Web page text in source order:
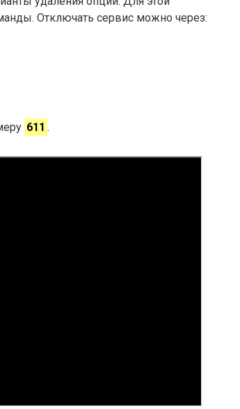
Отключать сервис можно через:
611 .